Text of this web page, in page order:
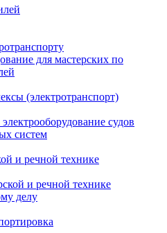
для мастерских по
(электротранспорт)
судов
систем
и речной технике
и речной технике
делу